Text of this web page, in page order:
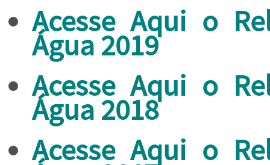
Acesse Aqui o
Água 2019
Acesse Aqui o
Água 2018
Acesse Aqui o